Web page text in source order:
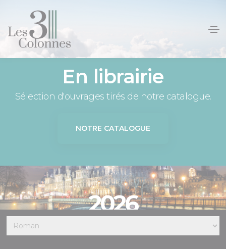
En librairie
Sélection d'ouvrages tirés de notre catalogue.
NOTRE CATALOGUE
2026